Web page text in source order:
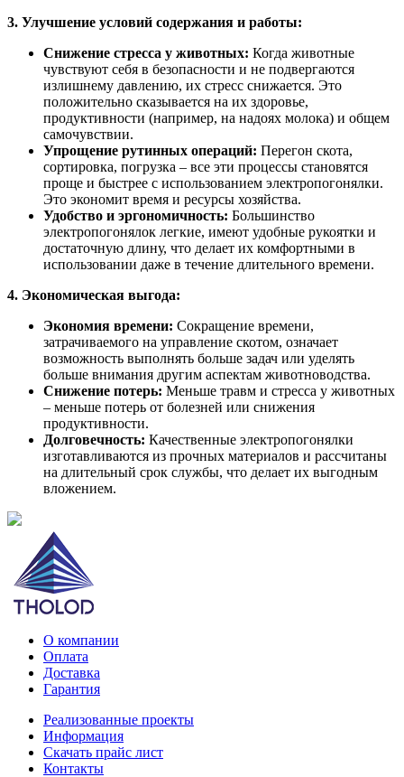
3. Улучшение условий содержания и работы:
Снижение стресса у животных: Когда животные
чувствуют себя в безопасности и не подвергаются
излишнему давлению, их стресс снижается. Это
положительно сказывается на их здоровье,
продуктивности (например, на надоях молока) и общем
самочувствии.
Упрощение рутинных операций: Перегон скота,
сортировка, погрузка – все эти процессы становятся
проще и быстрее с использованием электропогонялки.
Это экономит время и ресурсы хозяйства.
Удобство и эргономичность: Большинство
электропогонялок легкие, имеют удобные рукоятки и
достаточную длину, что делает их комфортными в
использовании даже в течение длительного времени.
4. Экономическая выгода:
Экономия времени: Сокращение времени,
затрачиваемого на управление скотом, означает
возможность выполнять больше задач или уделять
больше внимания другим аспектам животноводства.
Снижение потерь: Меньше травм и стресса у животных
– меньше потерь от болезней или снижения
продуктивности.
Долговечность: Качественные электропогонялки
изготавливаются из прочных материалов и рассчитаны
на длительный срок службы, что делает их выгодным
вложением.
О компании
Оплата
Доставка
Гарантия
Реализованные проекты
Информация
Скачать прайс лист
Контакты